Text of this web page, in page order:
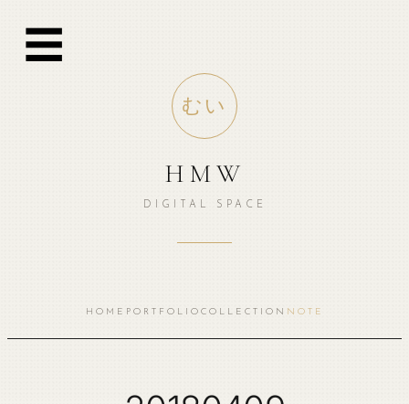
☰
むい
HMW
DIGITAL SPACE
HOME PORTFOLIO COLLECTION NOTE